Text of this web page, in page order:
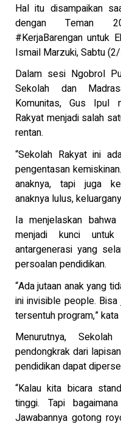
Hal itu disampaikan
dengan Teman
#KerjaBarengan untuk
Ismail Marzuki, Sabtu
Dalam sesi Ngobrol
Sekolah dan
Komunitas, Gus Ipul
Rakyat menjadi salah
rentan.
“Sekolah Rakyat ini
pengentasan
anaknya, tapi juga
anaknya lulus,
Ia menjelaskan
menjadi kunci untuk
antargenerasi yang
persoalan pendidikan.
“Ada jutaan anak yang
ini invisible people.
tersentuh program,” kata
Menurutnya,
pendongkrak dari
pendidikan dapat
“Kalau kita bicara
tinggi. Tapi
Jawabannya gotong